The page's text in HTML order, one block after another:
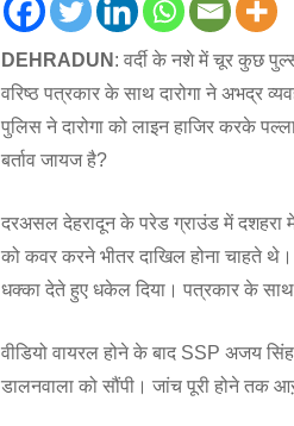
DEHRADUN : वर्दी के नशे में चूर कुछ
वरिष्ठ पत्रकार के साथ दारोगा ने अभद्र
पुलिस ने दारोगा को लाइन हाजिर करके
बर्ताव जायज है?
दरअसल देहरादून के परेड ग्राउंड में दशहरा
को कवर करने भीतर दाखिल होना चाहते थे।
धक्का देते हुए धकेल दिया। पत्रकार के साथ
वीडियो वायरल होने के बाद SSP अजय
डालनवाला को सौंपी। जांच पूरी होने तक